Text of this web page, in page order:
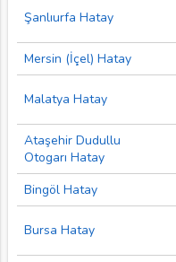
Şanlıurfa Hatay
Mersin (İçel) Hatay
Malatya Hatay
Ataşehir Dudullu
Otogarı Hatay
Bingöl Hatay
Bursa Hatay